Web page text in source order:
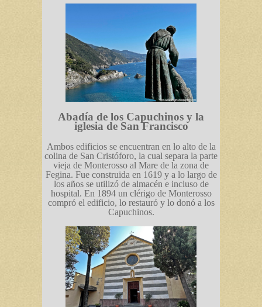
Abadía de los Capuchinos y la
iglesia de San Francisco
Ambos edificios se encuentran en lo alto de la
colina de San Cristóforo, la cual separa la parte
vieja de Monterosso al Mare de la zona de
Fegina. Fue construida en 1619 y a lo largo de
los años se utilizó de almacén e incluso de
hospital. En 1894 un clérigo de Monterosso
compró el edificio, lo restauró y lo donó a los
Capuchinos.